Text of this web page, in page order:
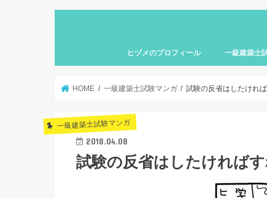
ヒヅメのプロフィール 一級建築士
HOME 一級建築士試験マンガ 試験の反省はしたけれ
一級建築士試験マンガ
2018.04.08
試験の反省はしたければ